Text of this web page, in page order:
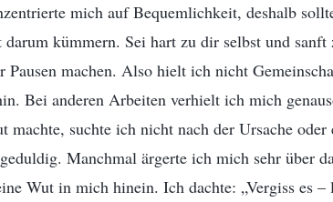
mich auf Bequemlichkeit, deshalb
kümmern. Sei hart zu dir selbst und sanft
Pausen machen. Also hielt ich nicht
Bei anderen Arbeiten verhielt ich mich
machte, suchte ich nicht nach der Ursache
Manchmal ärgerte ich mich sehr über
Wut in mich hinein. Ich dachte: „Vergiss es –